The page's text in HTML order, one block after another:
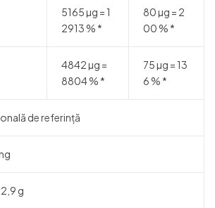
5165 µg = 1
2913 % *
80 µg = 2
00 % *
4842 µg =
8804 % *
75 µg = 13
6 % *
de referință
g